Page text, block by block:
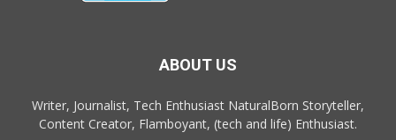
ABOUT US
Writer, Journalist, Tech Enthusiast NaturalBorn Storyteller,
Content Creator, Flamboyant, (tech and life) Enthusiast.